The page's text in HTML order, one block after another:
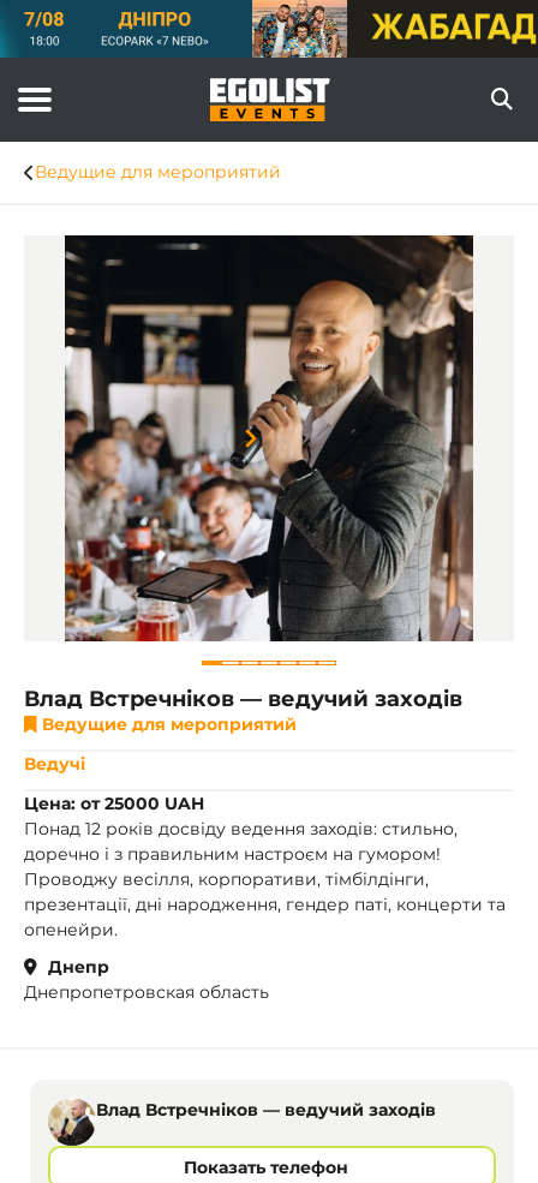
Ведущие для мероприятий
Item
1
of
7
Влад Встречніков — ведучий заходів
Ведущие для мероприятий
Ведучі
Цена: от 25000 UAH
Понад 12 років досвіду ведення заходів: стильно,
доречно і з правильним настроєм на гумором!
Проводжу весілля, корпоративи, тімбілдінги,
презентації, дні народження, гендер паті, концерти та
опенейри.
Днепр
Днепропетровская область
Влад Встречніков — ведучий заходів
Показать телефон